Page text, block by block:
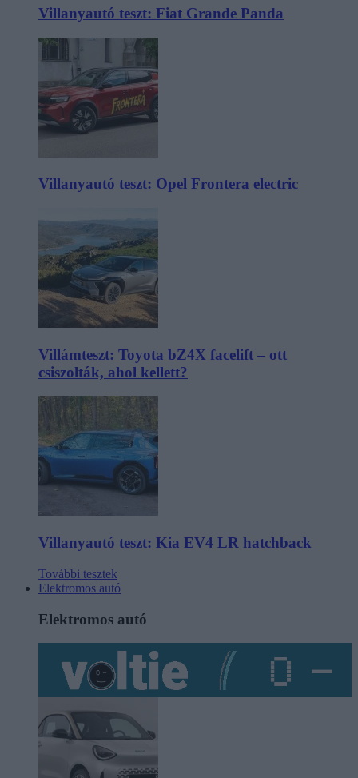
Villanyautó teszt: Fiat Grande Panda
Villanyautó teszt: Opel Frontera electric
Villámteszt: Toyota bZ4X facelift – ott
csiszolták, ahol kellett?
Villanyautó teszt: Kia EV4 LR hatchback
További tesztek
Elektromos autó
Elektromos autó